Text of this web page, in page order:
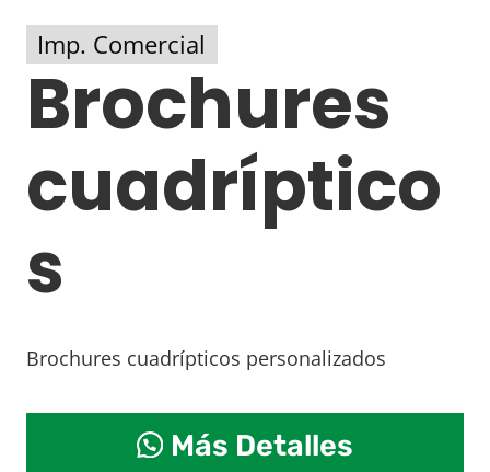
Imp. Comercial
Brochures
cuadríptico
s
Brochures cuadrípticos personalizados
cuadrípticos
Más Detalles